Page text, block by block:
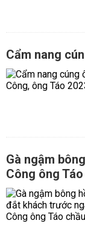
Cẩm nang
Gà ngậm
Công ông